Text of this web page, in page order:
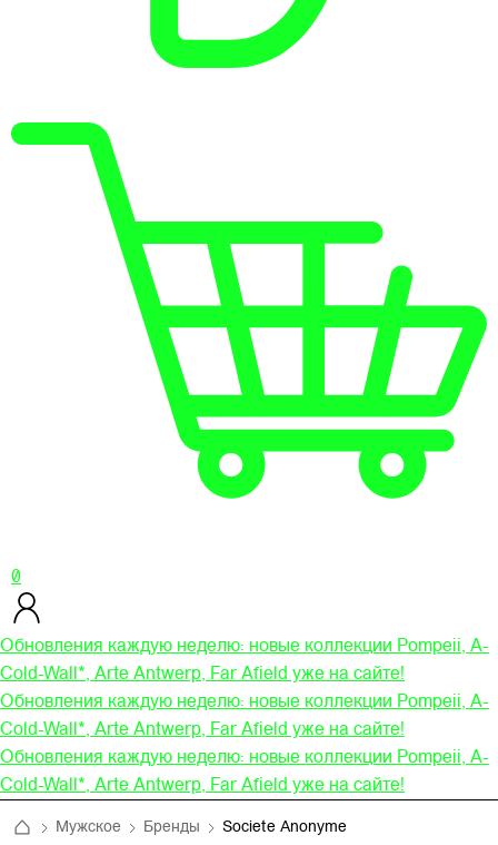
0
Обновления каждую неделю: новые коллекции Pompeii, A-
Cold-Wall*, Arte Antwerp, Far Afield уже на сайте!
Обновления каждую неделю: новые коллекции Pompeii, A-
Cold-Wall*, Arte Antwerp, Far Afield уже на сайте!
Обновления каждую неделю: новые коллекции Pompeii, A-
Cold-Wall*, Arte Antwerp, Far Afield уже на сайте!
Мужское Бренды Societe Anonyme